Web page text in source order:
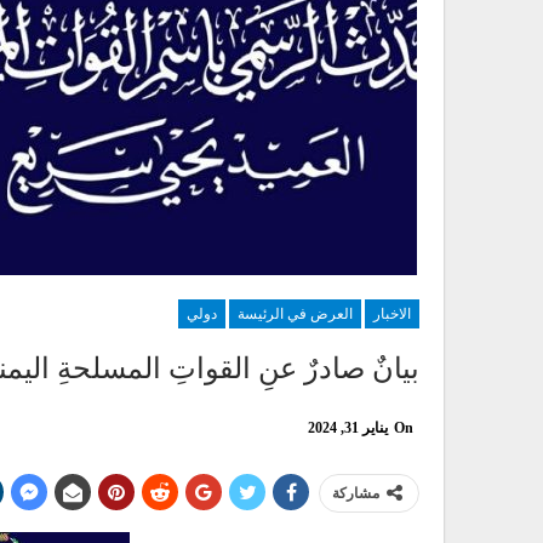
الاخبار العرض في الرئيسة دولي
بيانٌ صادرٌ عنِ القواتِ المسلحةِ
On يناير 31, 2024
مشاركة